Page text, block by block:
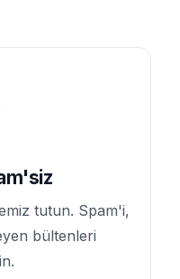
tutun. Spam'i,
bültenleri